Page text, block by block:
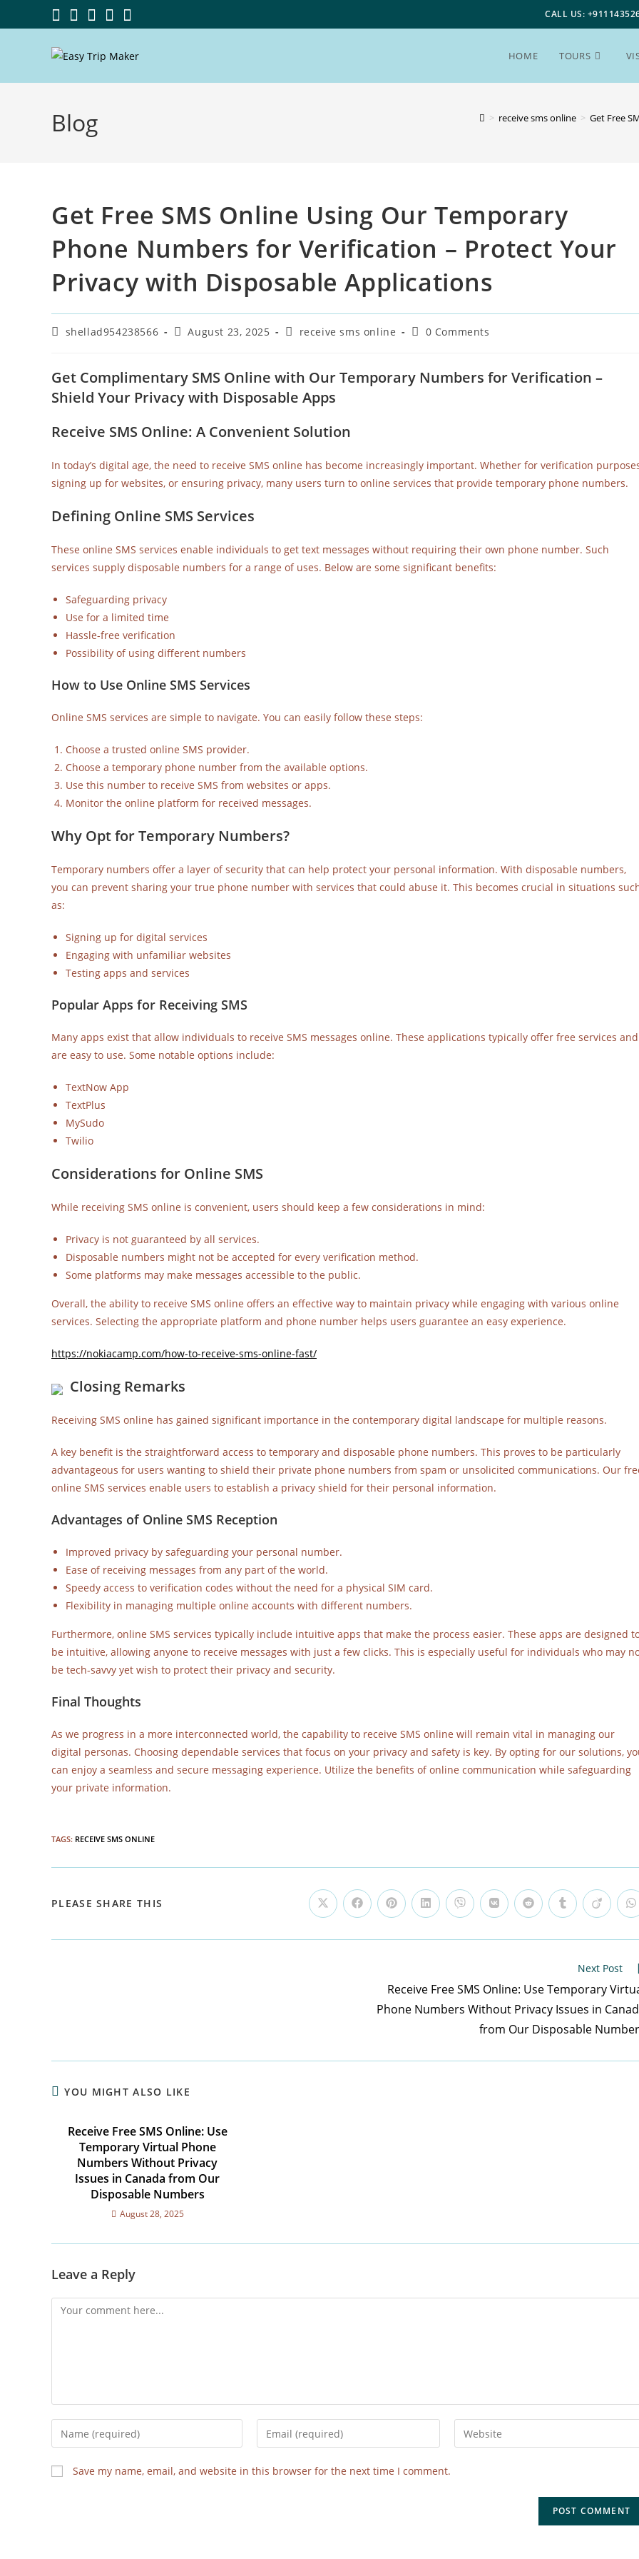
CALL US:
HOME TOURS
Blog > receive sms online > Get Free
Get Free SMS Online Using Our Temporary
Phone Numbers for Verification – Protect Your
Privacy with Disposable Applications
shellad954238566 August 23, 2025 receive sms online 0 Comments
Get Complimentary SMS Online with Our Temporary Numbers for Verification –
Shield Your Privacy with Disposable Apps
Receive SMS Online: A Convenient Solution
In today’s digital age, the need to receive SMS online has become increasingly important. Whether for verification
signing up for websites, or ensuring privacy, many users turn to online services that provide temporary phone numbers.
Defining Online SMS Services
These online SMS services enable individuals to get text messages without requiring their own phone number. Such
services supply disposable numbers for a range of uses. Below are some significant benefits:
Safeguarding privacy
Use for a limited time
Hassle-free verification
Possibility of using different numbers
How to Use Online SMS Services
Online SMS services are simple to navigate. You can easily follow these steps:
Choose a trusted online SMS provider.
Choose a temporary phone number from the available options.
Use this number to receive SMS from websites or apps.
Monitor the online platform for received messages.
Why Opt for Temporary Numbers?
Temporary numbers offer a layer of security that can help protect your personal information. With disposable numbers,
you can prevent sharing your true phone number with services that could abuse it. This becomes crucial in situations
as:
Signing up for digital services
Engaging with unfamiliar websites
Testing apps and services
Popular Apps for Receiving SMS
Many apps exist that allow individuals to receive SMS messages online. These applications typically offer free services and
are easy to use. Some notable options include:
TextNow App
TextPlus
MySudo
Twilio
Considerations for Online SMS
While receiving SMS online is convenient, users should keep a few considerations in mind:
Privacy is not guaranteed by all services.
Disposable numbers might not be accepted for every verification method.
Some platforms may make messages accessible to the public.
Overall, the ability to receive SMS online offers an effective way to maintain privacy while engaging with various online
services. Selecting the appropriate platform and phone number helps users guarantee an easy experience.
https://nokiacamp.com/how-to-receive-sms-online-fast/
Closing Remarks
Receiving SMS online has gained significant importance in the contemporary digital landscape for multiple reasons.
A key benefit is the straightforward access to temporary and disposable phone numbers. This proves to be particularly
advantageous for users wanting to shield their private phone numbers from spam or unsolicited communications. Our
online SMS services enable users to establish a privacy shield for their personal information.
Advantages of Online SMS Reception
Improved privacy by safeguarding your personal number.
Ease of receiving messages from any part of the world.
Speedy access to verification codes without the need for a physical SIM card.
Flexibility in managing multiple online accounts with different numbers.
Furthermore, online SMS services typically include intuitive apps that make the process easier. These apps are designed
be intuitive, allowing anyone to receive messages with just a few clicks. This is especially useful for individuals who may
be tech-savvy yet wish to protect their privacy and security.
Final Thoughts
As we progress in a more interconnected world, the capability to receive SMS online will remain vital in managing our
digital personas. Choosing dependable services that focus on your privacy and safety is key. By opting for our solutions,
can enjoy a seamless and secure messaging experience. Utilize the benefits of online communication while safeguarding
your private information.
TAGS: RECEIVE SMS ONLINE
PLEASE SHARE THIS
Next Post
Receive Free SMS Online: Use Temporary
Phone Numbers Without Privacy Issues in
from Our Disposable
YOU MIGHT ALSO LIKE
Receive Free SMS Online: Use
Temporary Virtual Phone
Numbers Without Privacy
Issues in Canada from Our
Disposable Numbers
August 28, 2025
Leave a Reply
Save my name, email, and website in this browser for the next time I comment.